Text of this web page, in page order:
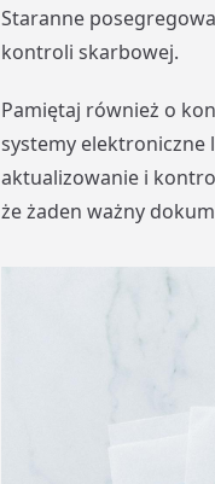
Staranne
kontroli skarbowej.
Pamiętaj również o
systemy elektroniczne
aktualizowanie i
że żaden ważny